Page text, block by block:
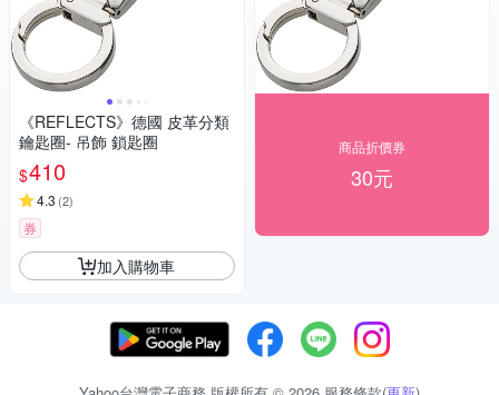
《REFLECTS》德國 皮革分類
鑰匙圈- 吊飾 鎖匙圈
$410
4.3 (2)
券
加入購物車
商品折價券
30元